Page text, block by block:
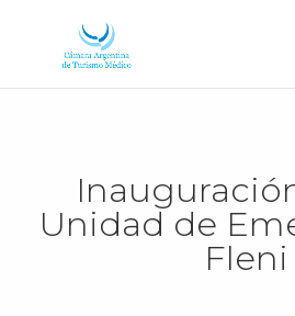
Unidad de
Fleni